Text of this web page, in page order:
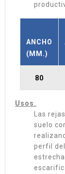
ANCHO
(MM.)
80
Usos.
Las
suelo
perfil